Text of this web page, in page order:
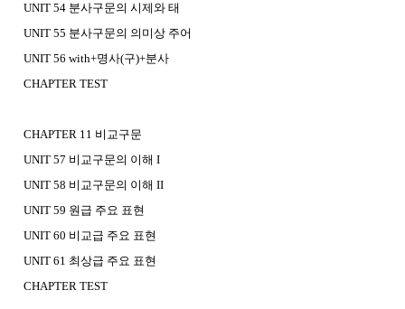
UNIT 54 분사구문의 시제와 태
UNIT 55 분사구문의 의미상 주어
UNIT 56 with+명사(구)+분사
CHAPTER TEST
CHAPTER 11 비교구문
UNIT 57 비교구문의 이해 I
UNIT 58 비교구문의 이해 II
UNIT 59 원급 주요 표현
UNIT 60 비교급 주요 표현
UNIT 61 최상급 주요 표현
CHAPTER TEST